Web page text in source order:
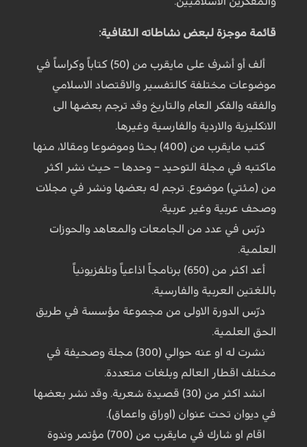
قائمة موجزة لبعض نشاطاته الثقافية:
ألف أو أشرف على مايقرب من (50) كتاباً وكراساً في
موضوعات مختلفة كالتفسير والاقتصاد الاسلامي
والفقه والفكر العام والتاريخ وقد ترجم بعضها الى
الانكليزية والاردية والفارسية وغيرها.
كتب مايقرب من (400) بحثا وموضوعا ومقالا، منها
ماكتبه في مجلة التوحيد – وحدها – حيث نشر اكثر
من (مئتي) موضوع. ترجم له بعضها ونشر في مجلات
وصحف عربية وغير عربية.
درّس في عدد من الجامعات والمعاهد والحوزات
العلمية.
أعد اكثر من (650) برنامجاً اذاعياً وتلفزيونياً
باللغتين العربية والفارسية.
درّس الدورة الاولى من مجموعة مؤسسة في طريق
الحق العلمية.
نشرت له او عنه حوالي (300) مجلة وصحيفة في
مختلف اقطار العالم وبلغات متعددة.
انشد اكثر من (30) قصيدة شعرية. وقد نشر بعضها
في ديوان تحت عنوان (اوراق واعماق).
اقام او شارك في مايقرب من (700) مؤتمر وندوة